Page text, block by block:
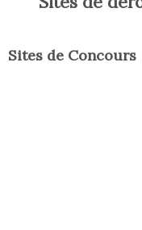
Sites de Concours